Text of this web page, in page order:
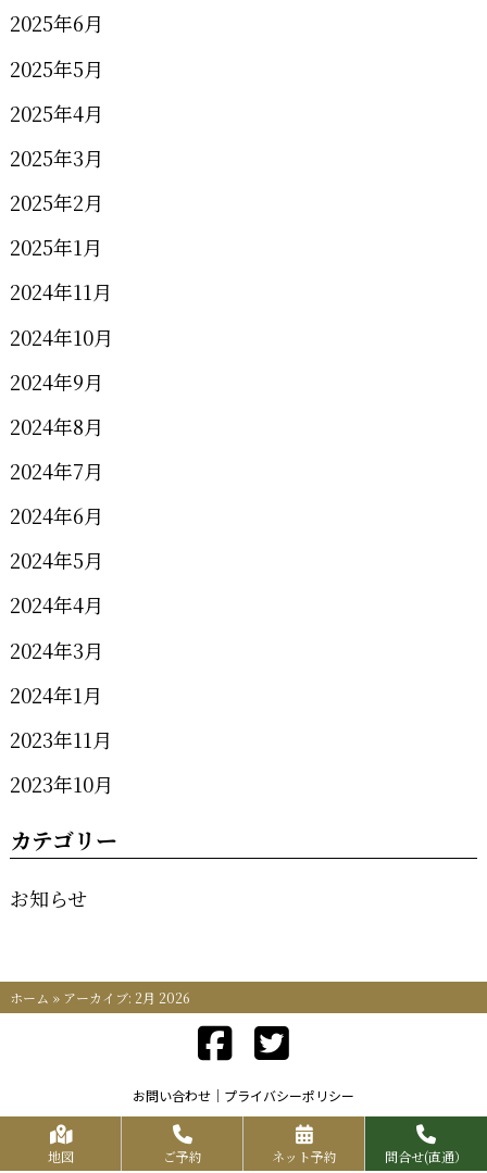
2025年6月
2025年5月
2025年4月
2025年3月
2025年2月
2025年1月
2024年11月
2024年10月
2024年9月
2024年8月
2024年7月
2024年6月
2024年5月
2024年4月
2024年3月
2024年1月
2023年11月
2023年10月
カテゴリー
お知らせ
ホーム » アーカイブ: 2月 2026
お問い合わせ プライバシーポリシー
Copyrights KR FOOD SERVICE All Rights Reserved.
地図 ご予約 ネット予約 問合せ(直通）